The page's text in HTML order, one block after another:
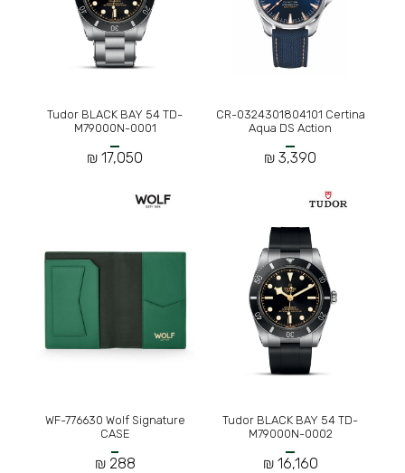
CR-0324301804101 Certina
Aqua DS Action
3,390 ₪
Tudor BLACK BAY 54 TD-
M79000N-0001
17,050 ₪
Tudor BLACK BAY 54 TD-
M79000N-0002
16,160 ₪
WF-776630 Wolf Signature
CASE
288 ₪